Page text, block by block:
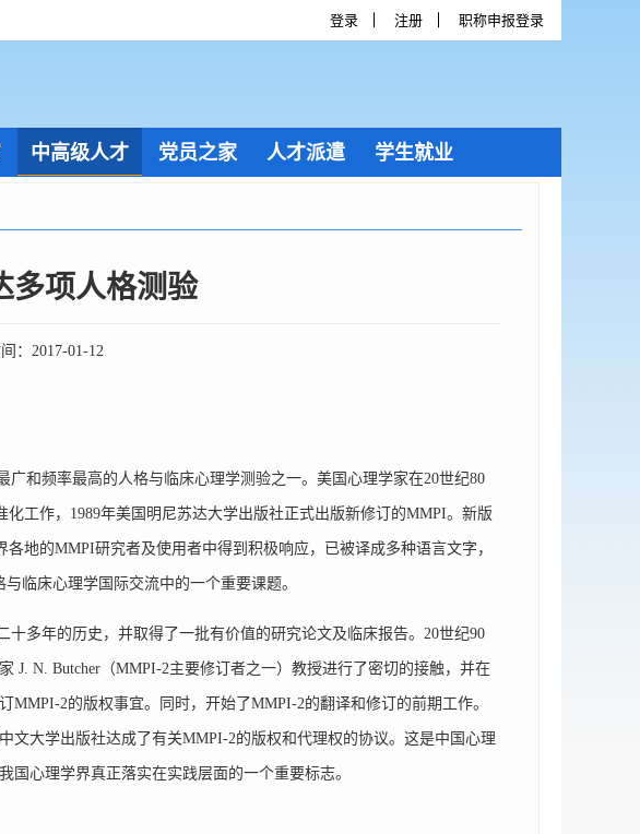
登录 注册 职称申报登录
中高级人才 党员之家 人才派遣 学生就业
多项人格测验
： 2017-01-12
和频率最高的人格与临床心理学测验之一。美国心理学家在20世纪80
工作，1989年美国明尼苏达大学出版社正式出版新修订的MMPI。新版
地的MMPI研究者及使用者中得到积极响应，已被译成多种语言文字，
临床心理学国际交流中的一个重要课题。
多年的历史，并取得了一批有价值的研究论文及临床报告。20世纪90
J. N. Butcher（MMPI-2主要修订者之一）教授进行了密切的接触，并在
2的版权事宜。同时，开始了MMPI-2的翻译和修订的前期工作。
文大学出版社达成了有关MMPI-2的版权和代理权的协议。这是中国心理
心理学界真正落实在实践层面的一个重要标志。